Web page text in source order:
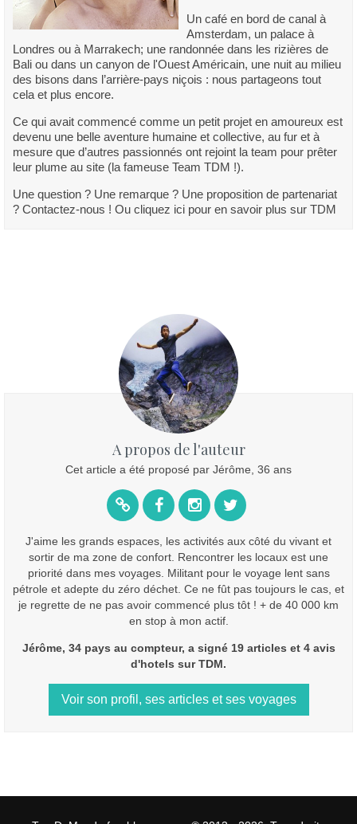
Un café en bord de canal à
Amsterdam, un palace à
Londres ou à Marrakech; une randonnée dans les rizières de
Bali ou dans un canyon de l'Ouest Américain, une nuit au milieu
des bisons dans l’arrière-pays niçois : nous partageons tout
cela et plus encore.
Ce qui avait commencé comme un petit projet en amoureux est
devenu une belle aventure humaine et collective, au fur et à
mesure que d’autres passionnés ont rejoint la team pour prêter
leur plume au site (la fameuse Team TDM !).
Une question ? Une remarque ? Une proposition de partenariat
? Contactez-nous ! Ou cliquez ici pour en savoir plus sur TDM
A propos de l'auteur
Cet article a été proposé par Jérôme, 36 ans
J'aime les grands espaces, les activités aux côté du vivant et
sortir de ma zone de confort. Rencontrer les locaux est une
priorité dans mes voyages. Militant pour le voyage lent sans
pétrole et adepte du zéro déchet. Ce ne fût pas toujours le cas, et
je regrette de ne pas avoir commencé plus tôt ! + de 40 000 km
en stop à mon actif.
Jérôme, 34 pays au compteur, a signé 19 articles et 4 avis
d'hotels sur TDM.
Voir son profil, ses articles et ses voyages